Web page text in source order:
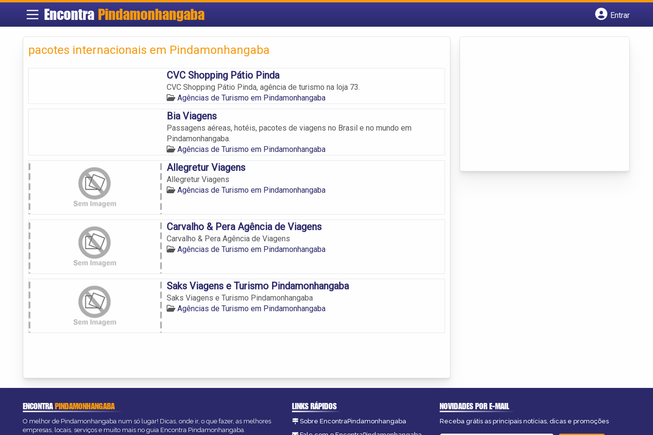
Encontra Pindamonhangaba
Entrar
pacotes internacionais em Pindamonhangaba
CVC Shopping Pátio Pinda
CVC Shopping Pátio Pinda, agência de turismo na loja 73.
Agências de Turismo em Pindamonhangaba
Bia Viagens
Passagens aéreas, hotéis, pacotes de viagens no Brasil e no mundo em
Pindamonhangaba.
Agências de Turismo em Pindamonhangaba
Allegretur Viagens
Allegretur Viagens
Agências de Turismo em Pindamonhangaba
Carvalho & Pera Agência de Viagens
Carvalho & Pera Agência de Viagens
Agências de Turismo em Pindamonhangaba
Saks Viagens e Turismo Pindamonhangaba
Saks Viagens e Turismo Pindamonhangaba
Agências de Turismo em Pindamonhangaba
ENCONTRAPINDAMONHANGABA
O melhor de Pindamonhangaba num só lugar! Dicas, onde ir, o que fazer, as melhores
empresas, locais, serviços e muito mais no guia Encontra Pindamonhangaba.
LINKS RÁPIDOS
Sobre EncontraPindamonhangaba
NOVIDADES POR E-MAIL
Receba grátis as principais notícias, dicas e promoções